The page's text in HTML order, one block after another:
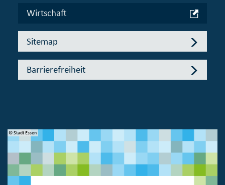
Wirtschaft
Sitemap
Barrierefreiheit
© Stadt Essen